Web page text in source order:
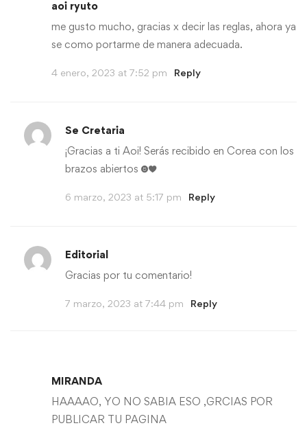
aoi ryuto
me gusto mucho, gracias x decir las reglas, ahora ya
se como portarme de manera adecuada.
4 enero, 2023 at 7:52 pm Reply
Se Cretaria
¡Gracias a ti Aoi! Serás recibido en Corea con los
brazos abiertos ☻♥
6 marzo, 2023 at 5:17 pm Reply
Editorial
Gracias por tu comentario!
7 marzo, 2023 at 7:44 pm Reply
MIRANDA
HAAAAO, YO NO SABIA ESO ,GRCIAS POR
PUBLICAR TU PAGINA